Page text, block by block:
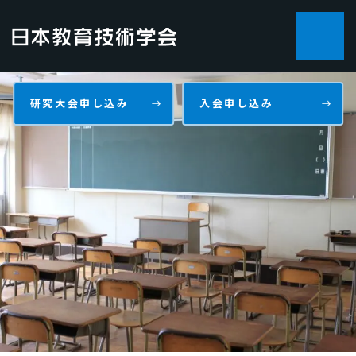
研究大会申し込み 入会申し込み